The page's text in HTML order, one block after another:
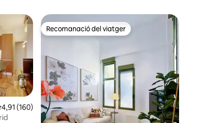
de puntuació mitjana d'un total de 5; 160 avaluacions
4,91 (160)
Recomanació del viatger
Recomanació del viatger